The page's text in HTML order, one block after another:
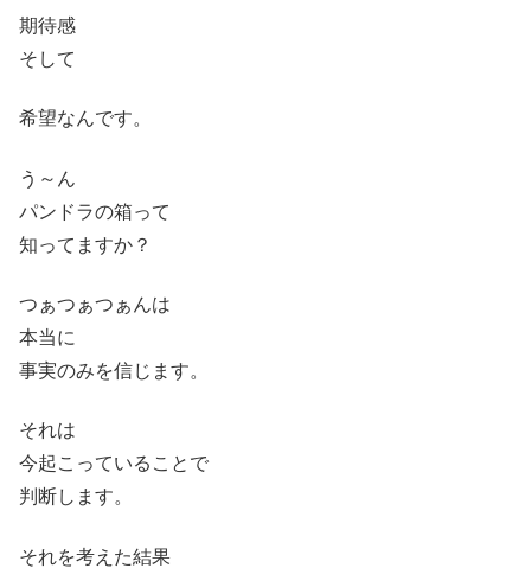
期待感
そして
希望なんです。
う～ん
パンドラの箱って
知ってますか？
つぁつぁつぁんは
本当に
事実のみを信じます。
それは
今起こっていることで
判断します。
それを考えた結果